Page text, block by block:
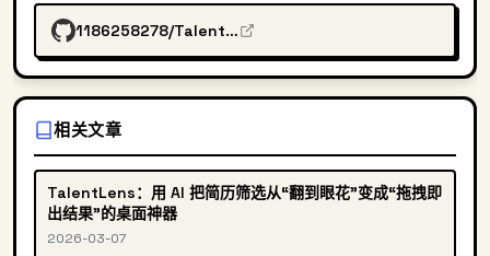
1186258278/TalentLens
相关文章
TalentLens：用 AI 把简历筛选从“翻到眼花”变成“拖拽即
出结果”的桌面神器
2026-03-07